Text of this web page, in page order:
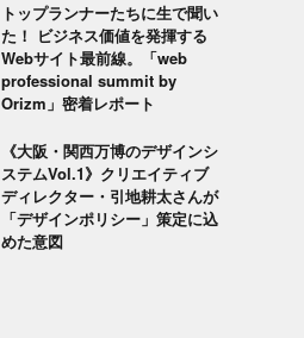
トップランナーたちに生で聞い
た！ ビジネス価値を発揮する
Webサイト最前線。「web
professional summit by
Orizm」密着レポート
《大阪・関西万博のデザインシ
ステムVol.1》クリエイティブ
ディレクター・引地耕太さんが
「デザインポリシー」策定に込
めた意図